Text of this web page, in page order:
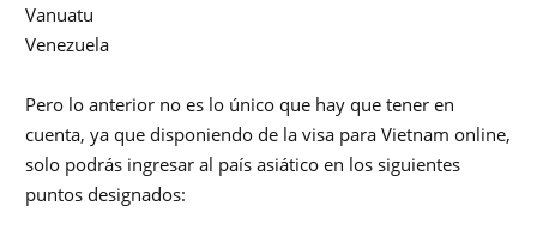
Vanuatu
Venezuela
Pero lo anterior no es lo único que hay que tener en
cuenta, ya que disponiendo de la visa para Vietnam online,
solo podrás ingresar al país asiático en los siguientes
puntos designados: